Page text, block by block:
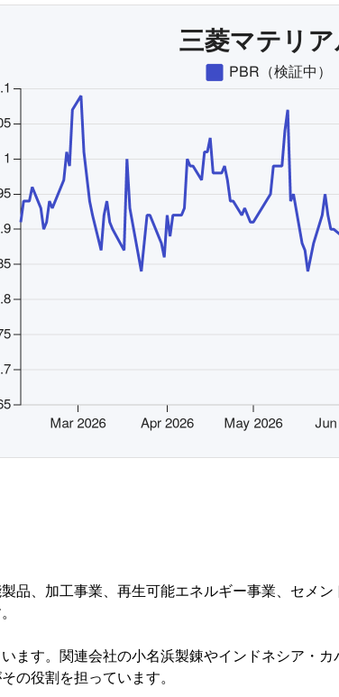
品、加工事業、再生可能エネルギー事業、セメ
ます。関連会社の小名浜製錬やインドネシア・
の役割を担っています。